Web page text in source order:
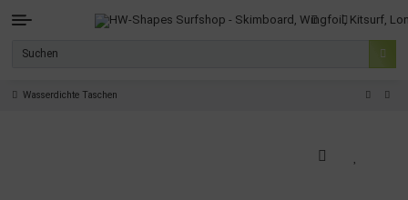
Wasserdichte Taschen